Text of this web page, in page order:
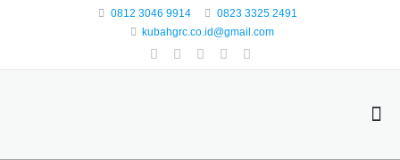
0812 3046 9914
0823 3325 2491
kubahgrc.co.id@gmail.com